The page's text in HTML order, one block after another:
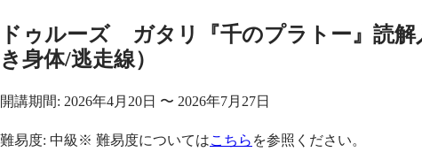
ドゥルーズ゠ガタリ『千のプラトー』読
き身体/逃走線）
開講期間: 2026年4月20日 〜 2026年7月27日
難易度: 中級 ※ 難易度についてはこちら を参照ください。